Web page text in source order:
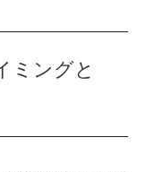
ミングと